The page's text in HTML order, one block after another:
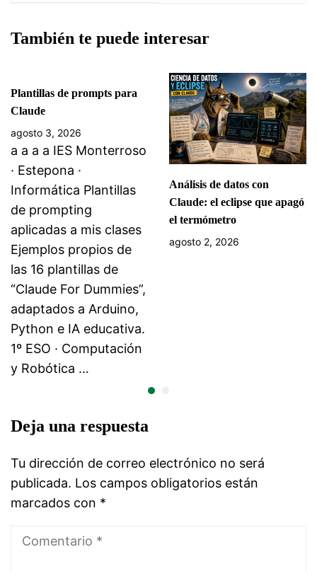
También te puede interesar
Plantillas de prompts para
Claude
agosto 3, 2026
a a a a IES Monterroso
· Estepona ·
Informática Plantillas
de prompting
aplicadas a mis clases
Ejemplos propios de
las 16 plantillas de
“Claude For Dummies”,
adaptados a Arduino,
Python e IA educativa.
1º ESO · Computación
y Robótica …
Análisis de datos con
Claude: el eclipse que apagó
el termómetro
agosto 2, 2026
Deja una respuesta
Tu dirección de correo electrónico no será
publicada. Los campos obligatorios están
marcados con *